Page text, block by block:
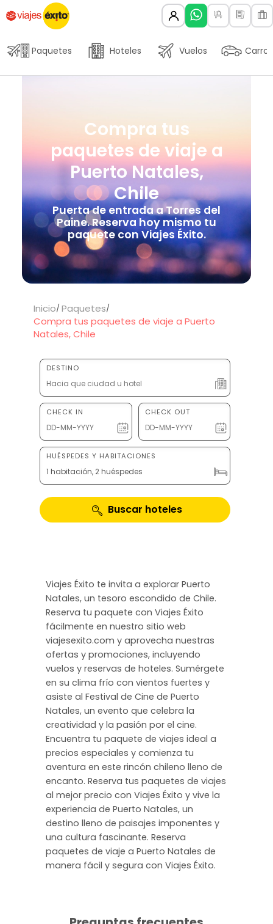
Paquetes Hoteles Vuelos Carros
Compra tus
paquetes de viaje a
Puerto Natales,
Chile
Puerta de entrada a Torres del
Paine. Reserva hoy mismo tu
paquete con Viajes Éxito.
Inicio Paquetes
Compra tus paquetes de viaje a Puerto
Natales, Chile
DESTINO
CHECK IN CHECK OUT
HUÉSPEDES Y HABITACIONES
1 habitación, 2 huéspedes
Buscar hoteles
Viajes Éxito te invita a explorar Puerto
Natales, un tesoro escondido de Chile.
Reserva tu paquete con Viajes Éxito
fácilmente en nuestro sitio web
viajesexito.com y aprovecha nuestras
ofertas y promociones, incluyendo
vuelos y reservas de hoteles. Sumérgete
en su clima frío con vientos fuertes y
asiste al Festival de Cine de Puerto
Natales, un evento que celebra la
creatividad y la pasión por el cine.
Encuentra tu paquete de viajes ideal a
precios especiales y comienza tu
aventura en este rincón chileno lleno de
encanto. Reserva tus paquetes de viajes
al mejor precio con Viajes Éxito y vive la
experiencia de Puerto Natales, un
destino lleno de paisajes imponentes y
una cultura fascinante. Reserva
paquetes de viaje a Puerto Natales de
manera fácil y segura con Viajes Éxito.